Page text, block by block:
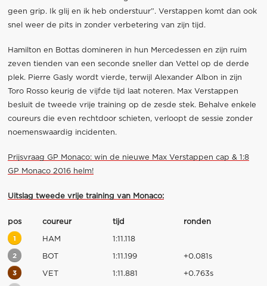
geen grip. Ik glij en ik heb onderstuur”. Verstappen komt dan ook
snel weer de pits in zonder verbetering van zijn tijd.
Hamilton en Bottas domineren in hun Mercedessen en zijn ruim
zeven tienden van een seconde sneller dan Vettel op de derde
plek. Pierre Gasly wordt vierde, terwijl Alexander Albon in zijn
Toro Rosso keurig de vijfde tijd laat noteren. Max Verstappen
besluit de tweede vrije training op de zesde stek. Behalve enkele
coureurs die even rechtdoor schieten, verloopt de sessie zonder
noemenswaardig incidenten.
Prijsvraag GP Monaco: win de nieuwe Max Verstappen cap & 1:8
GP Monaco 2016 helm!
Uitslag tweede vrije training van Monaco:
pos coureur tijd ronden
1 HAM 1:11.118
2 BOT 1:11.199 +0.081s
3 VET 1:11.881 +0.763s